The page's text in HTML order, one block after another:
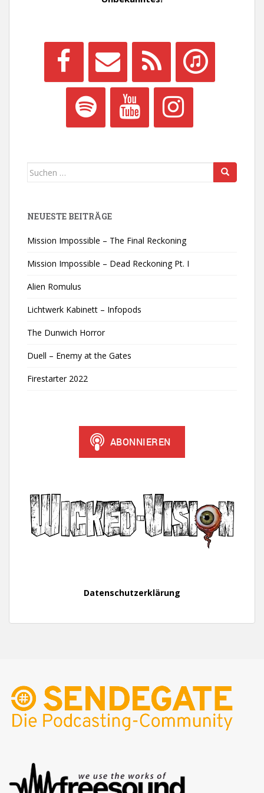
Suchen
NEUESTE BEITRÄGE
Mission Impossible – The Final Reckoning
Mission Impossible – Dead Reckoning Pt. I
Alien Romulus
Lichtwerk Kabinett – Infopods
The Dunwich Horror
Duell – Enemy at the Gates
Firestarter 2022
Datenschutzerklärung